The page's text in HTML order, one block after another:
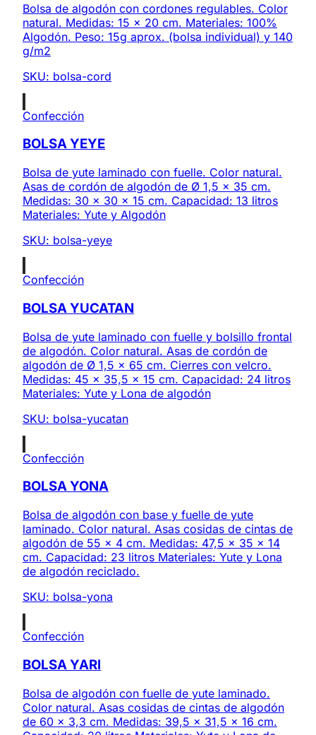
Bolsa de algodón con cordones regulables. Color
natural. Medidas: 15 x 20 cm. Materiales: 100%
Algodón. Peso: 15g aprox. (bolsa individual) y 140
g/m2
SKU: bolsa-cord
Confección
BOLSA YEYE
Bolsa de yute laminado con fuelle. Color natural.
Asas de cordón de algodón de Ø 1,5 x 35 cm.
Medidas: 30 x 30 x 15 cm. Capacidad: 13 litros
Materiales: Yute y Algodón
SKU: bolsa-yeye
Confección
BOLSA YUCATAN
Bolsa de yute laminado con fuelle y bolsillo frontal
de algodón. Color natural. Asas de cordón de
algodón de Ø 1,5 x 65 cm. Cierres con velcro.
Medidas: 45 x 35,5 x 15 cm. Capacidad: 24 litros
Materiales: Yute y Lona de algodón
SKU: bolsa-yucatan
Confección
BOLSA YONA
Bolsa de algodón con base y fuelle de yute
laminado. Color natural. Asas cosidas de cintas de
algodón de 55 x 4 cm. Medidas: 47,5 x 35 x 14
cm. Capacidad: 23 litros Materiales: Yute y Lona
de algodón reciclado.
SKU: bolsa-yona
Confección
BOLSA YARI
Bolsa de algodón con fuelle de yute laminado.
Color natural. Asas cosidas de cintas de algodón
de 60 x 3,3 cm. Medidas: 39,5 x 31,5 x 16 cm.